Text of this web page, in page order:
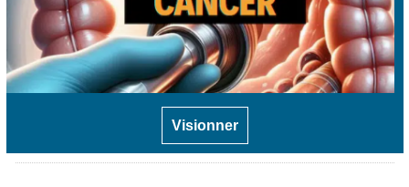
Visionner